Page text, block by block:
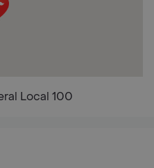
Local 100